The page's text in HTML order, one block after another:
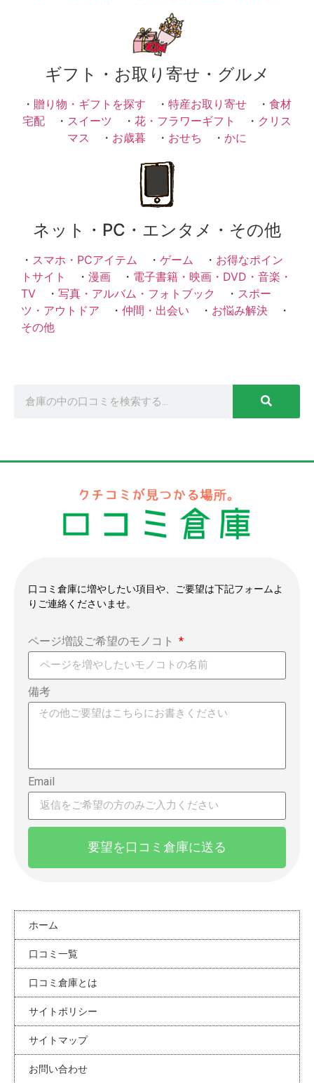
ギフト・お取り寄せ・グルメ
・ 贈り物・ギフトを探す ・ 特産お取り寄せ ・ 食材
宅配 ・ スイーツ ・ 花・フラワーギフト ・ クリス
マス ・ お歳暮 ・ おせち ・ かに
ネット・PC・エンタメ・その他
・ スマホ・PCアイテム ・ ゲーム ・ お得なポイン
トサイト
・ 漫画 ・ 電子書籍・映画・DVD・音楽・
TV ・ 写真・アルバム・フォトブック ・ スポー
ツ・アウトドア ・ 仲間・出会い ・ お悩み解決 ・
その他
口コミ倉庫に増やしたい項目や、ご要望は下記フォームよ
りご連絡くださいませ。
ページ増設ご希望のモノコト
備考
Email
要望を口コミ倉庫に送る
ホーム
口コミ一覧
口コミ倉庫とは
サイトポリシー
サイトマップ
お問い合わせ